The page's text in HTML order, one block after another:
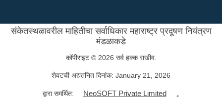
संकेतस्थळावरील माहितीचा सर्वाधिकार महाराष्ट्र प्रदूषण नियंत्रण
मंडळाकडे
कॉपीराइट © 2026 सर्व हक्क राखीव.
शेवटची अद्यतनित दिनांक: January 21, 2026
द्वारा समर्थित: NeoSOFT Private Limited .